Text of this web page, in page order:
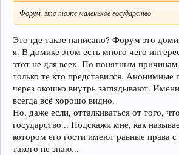
Форум, это тоже маленькое государство
Это где такое написано? Форум это
я. В домике этом есть много чего
этот не для всех. По понятным
только те кто представился. Анонимные
через окошко внутрь заглядывают.
всегда всё хорошо видно.
Но, даже если, отталкиваться от того,
государство... Подскажи мне, как
котором его гости имеют равные права
такого не знаю...